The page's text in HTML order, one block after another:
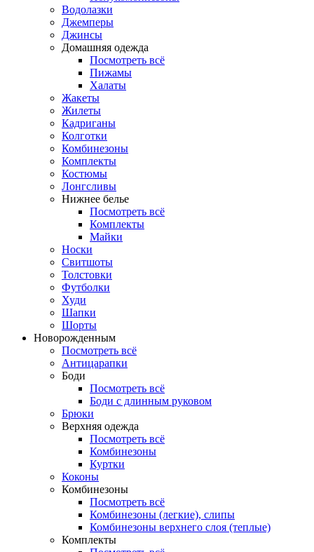
Водолазки
Джемперы
Джинсы
Домашняя одежда
Посмотреть всё
Пижамы
Халаты
Жакеты
Жилеты
Кадриганы
Колготки
Комбинезоны
Комплекты
Костюмы
Лонгсливы
Нижнее белье
Посмотреть всё
Комплекты
Майки
Носки
Свитшоты
Толстовки
Футболки
Худи
Шапки
Шорты
Новорожденным
Посмотреть всё
Антицарапки
Боди
Посмотреть всё
Боди с длинным руковом
Брюки
Верхняя одежда
Посмотреть всё
Комбинезоны
Куртки
Коконы
Комбинезоны
Посмотреть всё
Комбинезоны (легкие), слипы
Комбинезоны верхнего слоя (теплые)
Комплекты